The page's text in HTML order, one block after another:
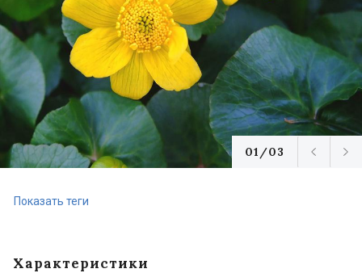
01/03
Показать теги
Характеристики